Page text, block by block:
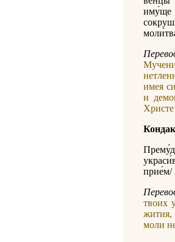
иму́ще
имея
и
прие́м/
твоих
жития,
моли